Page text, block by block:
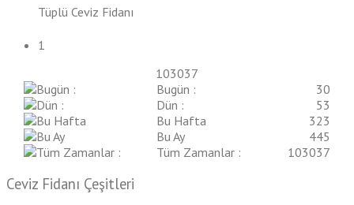
Tüplü Ceviz Fidanı
1
103037
Bugün :
30
Dün :
53
Bu Hafta
323
Bu Ay
445
Tüm Zamanlar :
103037
Ceviz Fidanı Çeşitleri